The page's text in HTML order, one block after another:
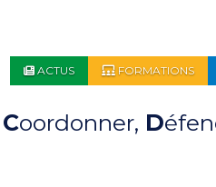
ACTUS FORMATIONS
Coordonner, D